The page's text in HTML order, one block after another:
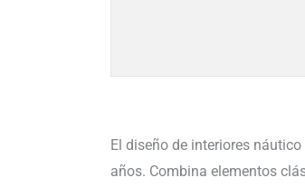
El diseño de interiores
años. Combina elementos